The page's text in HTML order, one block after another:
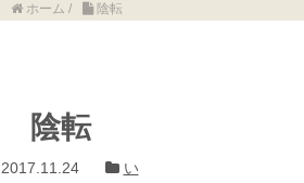
ホーム / 陰転
陰転
い